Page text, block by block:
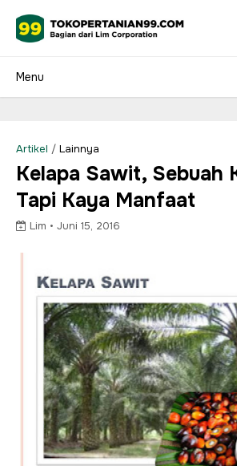
Artikel / Lainnya
Kelapa Sawit, Sebuah
Tapi Kaya Manfaat
Lim • Juni 15, 2016